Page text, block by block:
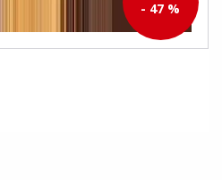
- 47 %